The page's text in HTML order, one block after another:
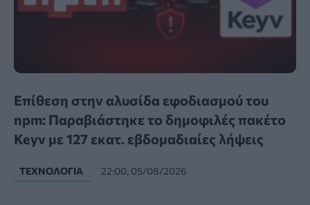
Επίθεση στην αλυσίδα εφοδιασμού του
npm: Παραβιάστηκε το δημοφιλές πακέτο
Keyv με 127 εκατ. εβδομαδιαίες λήψεις
ΤΕΧΝΟΛΟΓΊΑ 22:00, 05/08/2026